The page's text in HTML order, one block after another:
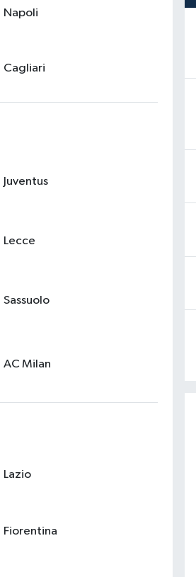
Napoli
Cagliari
Juventus
Lecce
Sassuolo
AC Milan
Lazio
Fiorentina